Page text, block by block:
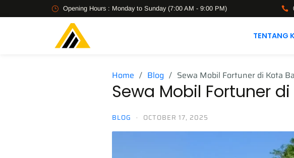
Opening Hours : Monday to Sunday (7:00 AM - 9:00 PM)
TENTANG
Home Blog Sewa Mobil Fortuner di Kota
Sewa Mobil Fortuner
BLOG · OCTOBER 17, 2025